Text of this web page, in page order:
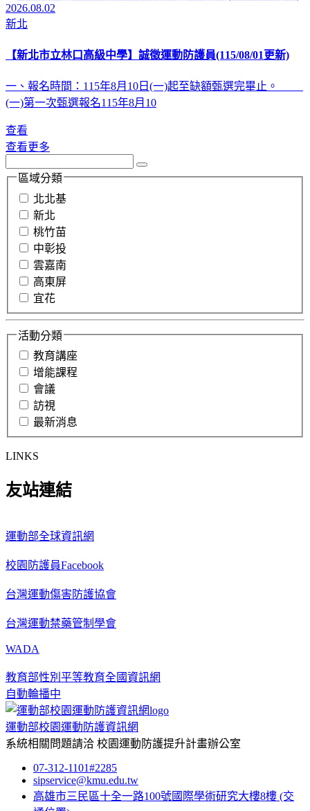
2026.08.02
新北
【新北市立林口高級中學】誠徵運動防護員(115/08/01更新)
一、報名時間：115年8月10日(一)起至缺額甄選完畢止。
(一)第一次甄選報名115年8月10
查看
查看更多
區域分類
北北基
新北
桃竹苗
中彰投
雲嘉南
高東屏
宜花
活動分類
教育講座
增能課程
會議
訪視
最新消息
LINKS
友站連結
運動部全球資訊網
校園防護員Facebook
台灣運動傷害防護協會
台灣運動禁藥管制學會
WADA
教育部性別平等教育全國資訊網
自動輪播中
運動部校園運動防護資訊網
系統相關問題請洽 校園運動防護提升計畫辦公室
07-312-1101#2285
sipservice@kmu.edu.tw
高雄市三民區十全一路100號國際學術研究大樓8樓 (交